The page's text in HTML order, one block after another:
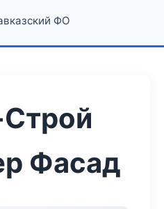
ФО
Фасад